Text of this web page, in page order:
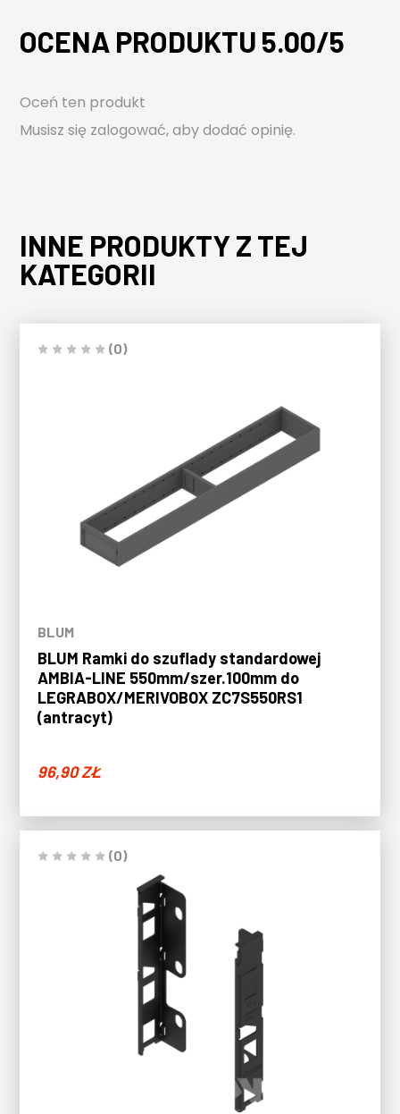
OCENA PRODUKTU 5.00/5
Oceń ten produkt
Musisz się zalogować, aby dodać opinię.
INNE PRODUKTY Z TEJ
KATEGORII
(0)
BLUM
BLUM Ramki do szuflady standardowej
AMBIA-LINE 550mm/szer.100mm do
LEGRABOX/MERIVOBOX ZC7S550RS1
(antracyt)
96,90ZŁ
(0)